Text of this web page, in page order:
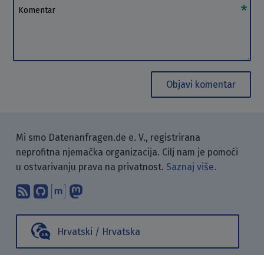
Komentar
Objavi komentar
Mi smo Datenanfragen.de e. V., registrirana
neprofitna njemačka organizacija. Cilj nam je pomoći
u ostvarivanju prava na privatnost. Saznaj više.
Pretplati se na naš blog koristeći
Pronađi nas na GitHubu.
Raspravljaj s nama putem
Hrvatski / Hrvatska